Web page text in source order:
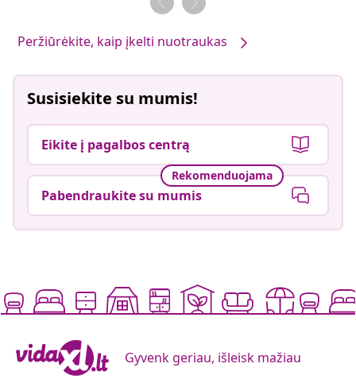
Peržiūrėkite, kaip įkelti nuotraukas
Susisiekite su mumis!
Eikite į pagalbos centrą
Rekomenduojama
Pabendraukite su mumis
Gyvenk geriau, išleisk mažiau